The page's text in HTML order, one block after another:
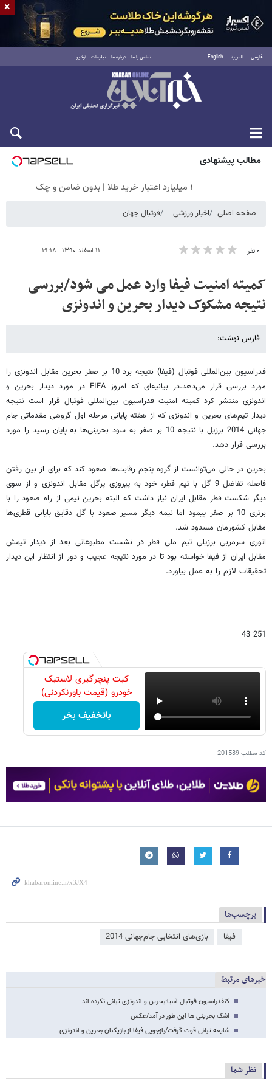
فارسی العربية English تماس با ما درباره ما تبلیغات آرشیو
جمعه ۱۶ مرداد ۱۴۰۵
مطالب پیشنهادی
۱ میلیارد اعتبار خرید طلا | بدون ضامن و چک
صفحه اصلی اخبار ورزشی فوتبال جهان
۰ نفر ۱۱ اسفند ۱۳۹۰ - ۱۹:۱۸
کمیته امنیت فیفا وارد عمل می شود/بررسی
نتیجه مشکوک دیدار بحرین و اندونزی
فارس نوشت:
فدراسیون بین‌المللی فوتبال (فیفا) نتیجه برد 10 بر صفر بحرین مقابل اندونزی را
مورد بررسی قرار می‌دهد.در بیانیه‌ای که امروز FIFA در مورد دیدار بحرین و
اندونزی منتشر کرد کمیته امنیت فدراسیون بین‌المللی فوتبال قرار است نتیجه
دیدار تیم‌های بحرین و اندونزی که از هفته پایانی مرحله اول گروهی مقدماتی جام
جهانی 2014 برزیل با نتیجه 10 بر صفر به سود بحرینی‌ها به پایان رسید را مورد
بررسی قرار دهد.
بحرین در حالی می‌توانست از گروه پنجم رقابت‌ها صعود کند که برای از بین رفتن
فاصله تفاضل 9 گل با تیم قطر، خود به پیروزی پرگل مقابل اندونزی و از سوی
دیگر شکست قطر مقابل ایران نیاز داشت که البته بحرین نیمی از راه صعود را با
برتری 10 بر صفر پیمود اما نیمه دیگر مسیر صعود با گل دقایق پایانی قطری‌ها
مقابل کشورمان مسدود شد.
اتوری سرمربی برزیلی تیم ملی قطر در نشست مطبوعاتی بعد از دیدار تیمش
مقابل ایران از فیفا خواسته بود تا در مورد نتیجه عجیب و دور از انتظار این دیدار
تحقیقات لازم را به عمل بیاورد.
251 43
کیت پنچرگیری لاستیک
خودرو (قیمت باورنکردنی)
باتخفیف بخر
کد مطلب201539
برچسب‌ها
فیفا بازی‌های انتخابی جام‌جهانی 2014
خبرهای مرتبط
کنفدراسیون فوتبال آسیا:بحرین و اندونزی تبانی نکرده اند
اشک بحرینی ها این طور در آمد/عکس
شایعه تبانی قوت گرفت/بازجویی فیفا از بازیکنان بحرین و اندونزی
نظر شما
×